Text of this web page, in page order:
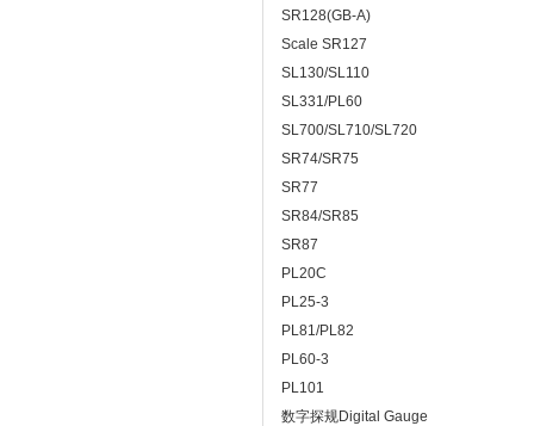
SR128(GB-A)
Scale SR127
SL130/SL110
SL331/PL60
SL700/SL710/SL720
SR74/SR75
SR77
SR84/SR85
SR87
PL20C
PL25-3
PL81/PL82
PL60-3
PL101
数字探规Digital Gauge